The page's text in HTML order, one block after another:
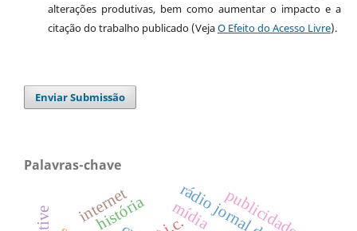
alterações produtivas, bem como aumentar o impacto e a
citação do trabalho publicado (VejaO Efeito do Acesso Livre).
Enviar Submissão
Palavras-chave
história publicidade
mídia
internet